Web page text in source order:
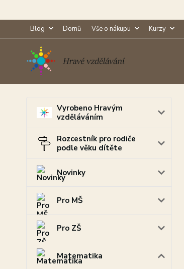
Blog Domů Vše o nákupu Kurzy
Vyrobeno Hravým
vzděláváním
Rozcestník pro rodiče
podle věku dítěte
Novinky
Pro MŠ
Pro ZŠ
Matematika